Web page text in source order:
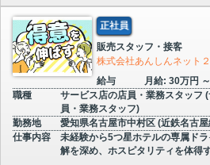
正社員
販売スタッフ・接客
株式会社あんしんネット
給与
月給: 30万円
職種
サービス店の店員・業務スタッフ
員・業務スタッフ)
勤務地
愛知県名古屋市中村区 (近鉄名古
仕事内容
未経験から5つ星ホテルの専属ド
解を深め、ホスピタリティを体得